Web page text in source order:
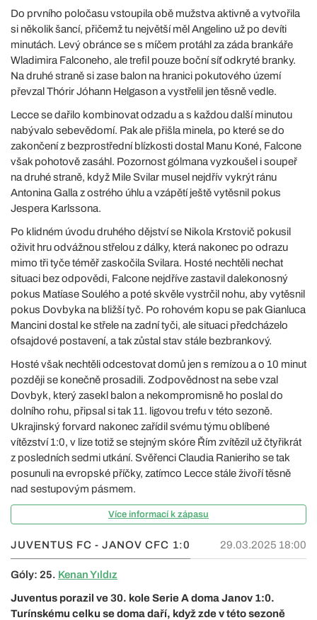
Do prvního poločasu vstoupila obě mužstva aktivně a vytvořila
si několik šancí, přičemž tu největší měl Angelino už po devíti
minutách. Levý obránce se s míčem protáhl za záda brankáře
Wladimira Falconeho, ale trefil pouze boční síť odkryté branky.
Na druhé straně si zase balon na hranici pokutového území
převzal Thórir Jóhann Helgason a vystřelil jen těsně vedle.
Lecce se dařilo kombinovat odzadu a s každou další minutou
nabývalo sebevědomí. Pak ale přišla minela, po které se do
zakončení z bezprostřední blízkosti dostal Manu Koné, Falcone
však pohotově zasáhl. Pozornost gólmana vyzkoušel i soupeř
na druhé straně, když Mile Svilar musel nejdřív vykrýt ránu
Antonina Galla z ostrého úhlu a vzápětí ještě vytěsnil pokus
Jespera Karlssona.
Po klidném úvodu druhého dějství se Nikola Krstovič pokusil
oživit hru odvážnou střelou z dálky, která nakonec po odrazu
mimo tři tyče téměř zaskočila Svilara. Hosté nechtěli nechat
situaci bez odpovědi, Falcone nejdříve zastavil dalekonosný
pokus Matíase Soulého a poté skvěle vystrčil nohu, aby vytěsnil
pokus Dovbyka na bližší tyč. Po rohovém kopu se pak Gianluca
Mancini dostal ke střele na zadní tyči, ale situaci předcházelo
ofsajdové postavení, a tak zůstal stav stále bezbrankový.
Hosté však nechtěli odcestovat domů jen s remízou a o 10 minut
později se konečně prosadili. Zodpovědnost na sebe vzal
Dovbyk, který zasekl balon a nekompromisně ho poslal do
dolního rohu, připsal si tak 11. ligovou trefu v této sezoně.
Ukrajinský forvard nakonec zařídil svému týmu oblíbené
vítězství 1:0, v lize totiž se stejným skóre Řím zvítězil už čtyřikrát
z posledních sedmi utkání. Svěřenci Claudia Ranieriho se tak
posunuli na evropské příčky, zatímco Lecce stále živoří těsně
nad sestupovým pásmem.
Více informací k zápasu
JUVENTUS FC - JANOV CFC 1:0 29.03.2025 18:00
Góly: 25. Kenan Yıldız
Juventus porazil ve 30. kole Serie A doma Janov 1:0.
Turínskému celku se doma daří, když zde v této sezoně